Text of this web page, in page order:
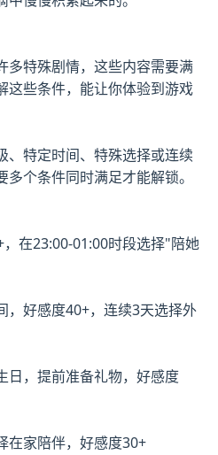
多特殊剧情，这些内容需要满
这些条件，能让你体验到游戏
、特定时间、特殊选择或连续
个条件同时满足才能解锁。
在23:00-01:00时段选择"陪她
，好感度40+，连续3天选择外
日，提前准备礼物，好感度
在家陪伴，好感度30+